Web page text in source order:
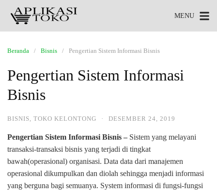
MENU
Beranda Bisnis Pengertian Sistem Informasi Bisnis
Pengertian Sistem Informasi
Bisnis
BISNIS, TOKO KELONTONG · DESEMBER 24, 2019
Pengertian Sistem Informasi Bisnis – Sistem yang melayani
transaksi-transaksi bisnis yang terjadi di tingkat
bawah(operasional) organisasi. Data data dari manajemen
operasional dikumpulkan dan diolah sehingga menjadi informasi
yang berguna bagi semuanya. System informasi di fungsi-fungsi